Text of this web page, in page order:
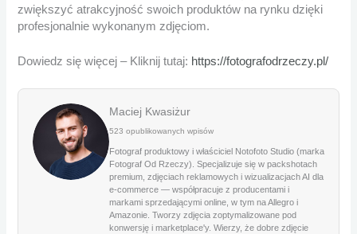
zwiększyć atrakcyjność swoich produktów na rynku dzięki
profesjonalnie wykonanym zdjęciom.
Dowiedz się więcej – Kliknij tutaj: https://fotografodrzeczy.pl/
Maciej Kwasiżur
523 opublikowanych wpisów
Fotograf produktowy i właściciel Notofoto Studio (marka
Fotograf Od Rzeczy). Specjalizuje się w packshotach
premium, zdjęciach reklamowych i wizualizacjach AI dla
e-commerce — współpracuje z producentami i
markami sprzedającymi online, w tym na Allegro i
Amazonie. Tworzy zdjęcia zoptymalizowane pod
konwersję i marketplace'y. Wierzy, że dobre zdjęcie